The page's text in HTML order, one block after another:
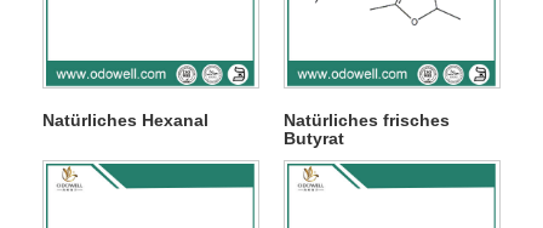
Natürliches Hexanal
Natürliches frisches
Butyrat